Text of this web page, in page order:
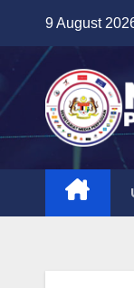
content
9 August